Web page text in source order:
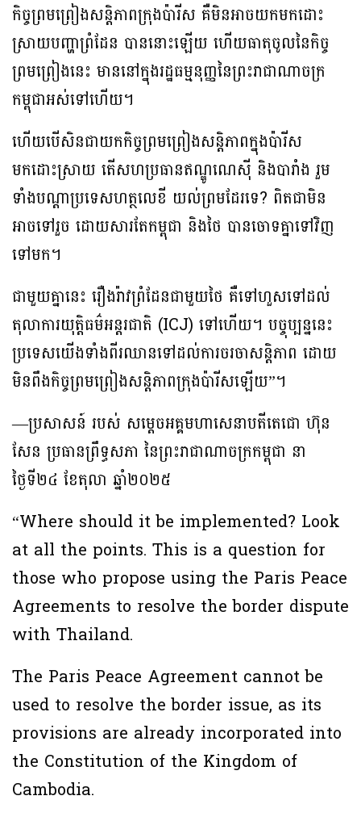
កិច្ចព្រមព្រៀងសន្តិភាពក្រុងប៉ារីស គឺមិនអាចយកមកដោះ
ស្រាយបញ្ហាព្រំដែន បាននោះឡើយ ហើយធាតុចូលនៃកិច្ច
ព្រមព្រៀងនេះ មាននៅក្នុងរដ្ឋធម្មនុញ្ញនៃព្រះរាជាណាចក្រ
កម្ពុជាអស់ទៅហើយ។
ហើយបើសិនជាយកកិច្ចព្រមព្រៀងសន្តិភាពក្នុងប៉ារីស
មកដោះស្រាយ តើសហប្រធានឥណ្ឌូណេស៊ី និងបារាំង រួម
ទាំងបណ្តាប្រទេសហត្ថលេខី យល់ព្រមដែរទេ? ពិតជាមិន
អាចទៅរួច ដោយសារតែកម្ពុជា និងថៃ បានចោទគ្នាទៅវិញ
ទៅមក។
ជាមួយគ្នានេះ រឿងរ៉ាវព្រំដែនជាមួយថៃ គឺទៅហួសទៅដល់
តុលាការយុត្តិធម៌អន្តរជាតិ (ICJ) ទៅហើយ។ បច្ចុប្បន្ននេះ
ប្រទេសយើងទាំងពីរឈានទៅដល់ការចរចាសន្តិភាព ដោយ
មិនពឹងកិច្ចព្រមព្រៀងសន្តិភាពក្រុងប៉ារីសឡើយ”។
—ប្រសាសន៍ របស់ សម្តេចអគ្គមហាសេនាបតីតេជោ ហ៊ុន
សែន ប្រធានព្រឹទ្ធសភា នៃព្រះរាជាណាចក្រកម្ពុជា នា
ថ្ងៃទី២៤ ខែតុលា ឆ្នាំ២០២៥
“Where should it be implemented? Look
at all the points. This is a question for
those who propose using the Paris Peace
Agreements to resolve the border dispute
with Thailand.
The Paris Peace Agreement cannot be
used to resolve the border issue, as its
provisions are already incorporated into
the Constitution of the Kingdom of
Cambodia.